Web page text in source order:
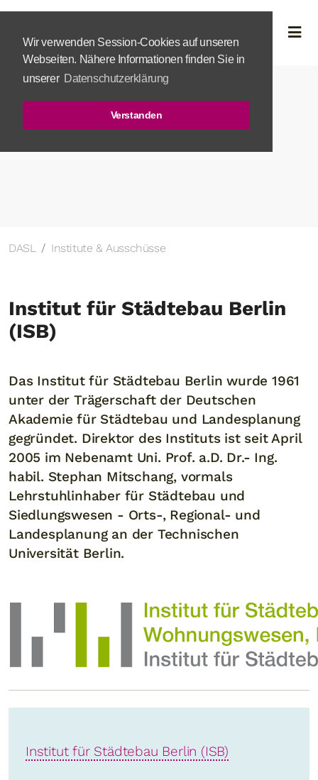
Wir verwenden Session-Cookies auf unseren
Webseiten. Nähere Informationen finden Sie in
unserer Datenschutzerklärung
Verstanden
DASL Institute & Ausschüsse
Institut für Städtebau Berlin
(ISB)
Das Institut für Städtebau Berlin wurde 1961
unter der Trägerschaft der Deutschen
Akademie für Städtebau und Landesplanung
gegründet. Direktor des Instituts ist seit April
2005 im Nebenamt Uni. Prof. a.D. Dr.- Ing.
habil. Stephan Mitschang, vormals
Lehrstuhlinhaber für Städtebau und
Siedlungswesen - Orts-, Regional- und
Landesplanung an der Technischen
Universität Berlin.
Institut für Städtebau Berlin (ISB)